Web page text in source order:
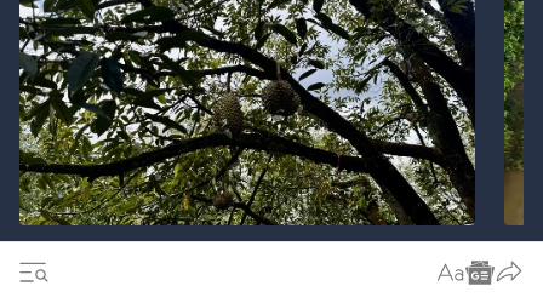
Ba giải pháp chiến lược nhằm cán mốc